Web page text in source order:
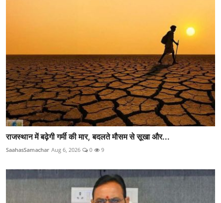
राजस्थान में बढ़ेगी गर्मी की मार, बदलते मौसम से सूखा और...
SaahasSamachar Aug 6, 2026 0 9